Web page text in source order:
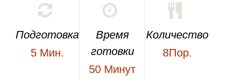
Подготовка
5 Мин.
Время
готовки
50 Минут
Количество
8Пор.